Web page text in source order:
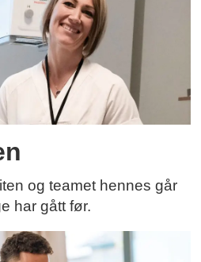
og teamet hennes går
har gått før.